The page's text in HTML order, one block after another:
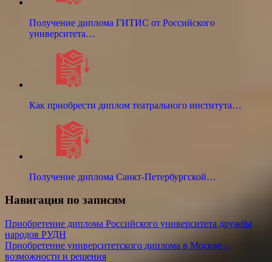
Получение диплома ГИТИС от Российского
университета…
Как приобрести диплом театрального института…
Получение диплома Санкт-Петербургской…
Навигация по записям
Приобретение диплома Российского университета дружбы
народов РУДН
Приобретение университетского диплома в Москве –
возможности и решения